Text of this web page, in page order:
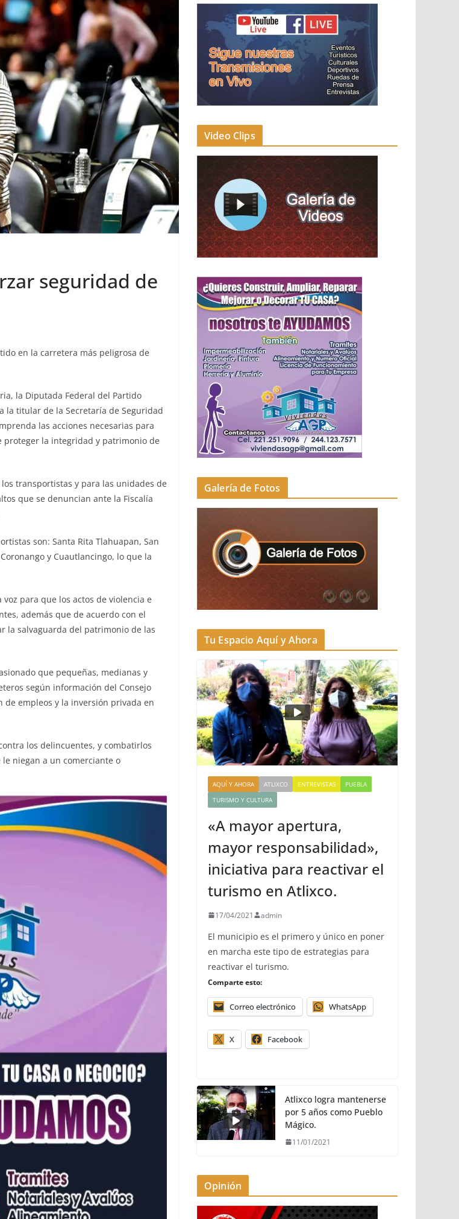
seguridad de
en la carretera más peligrosa de
la Diputada Federal del Partido
la titular de la Secretaría de Seguridad
las acciones necesarias para
proteger la integridad y patrimonio de
transportistas y para las unidades de
que se denuncian ante la Fiscalía
son: Santa Rita Tlahuapan, San
y Cuautlancingo, lo que la
para que los actos de violencia e
además que de acuerdo con el
la salvaguarda del patrimonio de las
que pequeñas, medianas y
según información del Consejo
de empleos y la inversión privada en
los delincuentes, y combatirlos
niegan a un comerciante o
Video Clips
Galería de Fotos
Tu Espacio Aquí y Ahora
AQUÍ Y AHORA ATLIXCO ENTREVISTAS
PUEBLA
TURISMO Y CULTURA
«A mayor apertura,
mayor responsabilidad»,
iniciativa para reactivar el
turismo en Atlixco.
17/04/2021 admin
El municipio es el primero y único en poner
en marcha este tipo de estrategias para
reactivar el turismo.
Comparte esto:
Correo electrónico WhatsApp
X Facebook
Atlixco logra mantenerse
por 5 años como Pueblo
Mágico.
11/01/2021
Opinión